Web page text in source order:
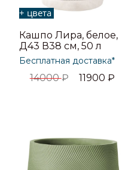
+ цвета
Кашпо Лира, белое,
Д43 В38 см, 50 л
Бесплатная доставка*
14000₽ 11900 ₽